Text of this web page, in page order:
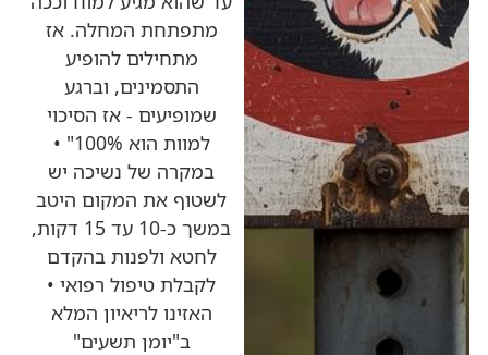
מתפתחת המחלה. אז
מתחילים להופיע
התסמינים, וברגע
שמופיעים - אז הסיכוי
למוות הוא 100%" •
במקרה של נשיכה יש
לשטוף את המקום היטב
במשך כ-10 עד 15 דקות,
לחטא ולפנות בהקדם
לקבלת טיפול רפואי •
האזינו לריאיון המלא
ב"יומן תשעים"